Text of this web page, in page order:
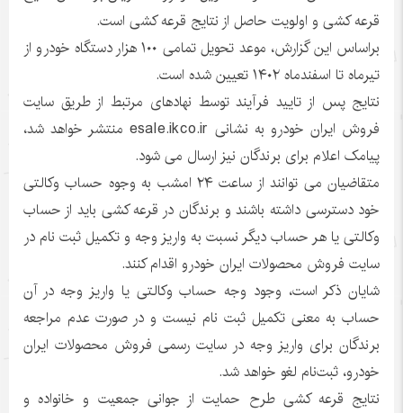
قرعه کشی و اولویت حاصل از نتایج قرعه کشی است.
براساس این گزارش، موعد تحویل تمامی ۱۰۰ هزار دستگاه خودرو از
تیرماه تا اسفندماه ۱۴۰۲ تعیین شده است.
نتایج پس از تایید فرآیند توسط نهادهای مرتبط از طریق سایت
فروش ایران خودرو به نشانی esale.ikco.ir منتشر خواهد شد،
پیامک اعلام برای برندگان نیز ارسال می شود.
متقاضیان می توانند از ساعت ۲۴ امشب به وجوه حساب وکالتی
خود دسترسی داشته باشند و برندگان در قرعه کشی باید از حساب
وکالتی یا هر حساب دیگر نسبت به واریز وجه و تکمیل ثبت نام در
سایت فروش محصولات ایران خودرو اقدام کنند.
شایان ذکر است، وجود وجه حساب وکالتی یا واریز وجه در آن
حساب به معنی تکمیل ثبت نام نیست و در صورت عدم مراجعه
برندگان برای واریز وجه در سایت رسمی فروش محصولات ایران
خودرو، ثبت‌نام لغو خواهد شد.
نتایج قرعه کشی طرح حمایت از جوانی جمعیت و خانواده و